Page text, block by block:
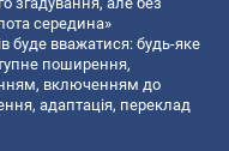
середина»
буде вважатися: будь-яке
поширення,
включенням до
адаптація, переклад